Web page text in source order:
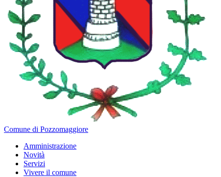
Comune di Pozzomaggiore
Amministrazione
Novità
Servizi
Vivere il comune